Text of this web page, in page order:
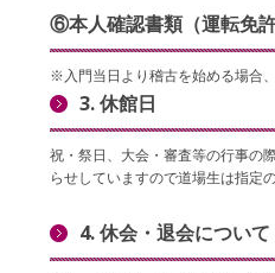
⑥本人確認書類（運転免
※入門当日より稽古を始める場合
3. 休館日
祝・祭日、大会・審査等の行事の
らせしていますので道場生は指定
4. 休会・退会について